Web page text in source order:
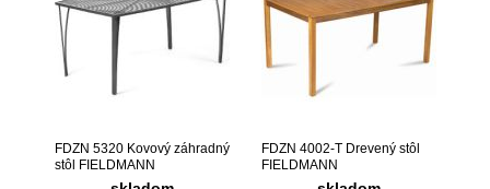
FDZN 5320 Kovový záhradný
stôl FIELDMANN
FDZN 4002-T Drevený stôl
FIELDMANN